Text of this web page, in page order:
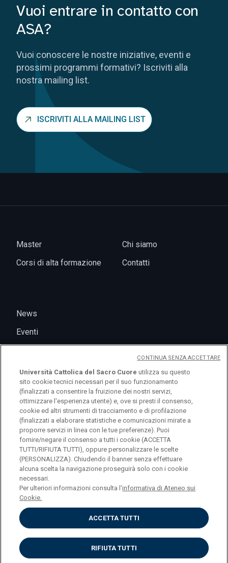
Vuoi entrare in contatto con
ASA?
Vuoi conoscere le nostre iniziative, eventi e
prossimi programmi formativi? Iscriviti alla
nostra mailing list.
ISCRIVITI ALLA MAILING LIST
Master
Corsi di alta formazione
Chi siamo
Contatti
News
Eventi
logo UC
© Università Cattolica del Sacro Cuore Largo A.
Gemelli 1, 20123 Milano PI 02133120150
Privacy
Impostazione dei cookies
Università Cattolica del Sacro Cuore utilizza su questo
sito cookie tecnici necessari per il suo funzionamento
(finalizzati a consentire la fruizione dei nostri servizi,
ottimizzare l'esperienza utente) e, ove si presti il consenso,
cookie ed altri strumenti di tracciamento e di profilazione
(finalizzati a elaborare statistiche e comunicazioni mirate a
proporre servizi in linea con le tue preferenze). Puoi
fornire/negare il consenso a tutti i cookie (ACCETTA
TUTTI/RIFIUTA TUTTI), oppure personalizzare le scelte
(PERSONALIZZA). Chiudendo il banner senza effettuare
alcuna scelta la navigazione proseguirà solo con i cookie
necessari.
Per ulteriori informazioni consulta l'informativa di Ateneo sui
Cookie.
ACCETTA TUTTI
RIFIUTA TUTTI
CONTINUA SENZA ACCETTARE